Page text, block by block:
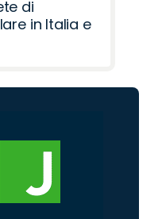
di
in Italia e